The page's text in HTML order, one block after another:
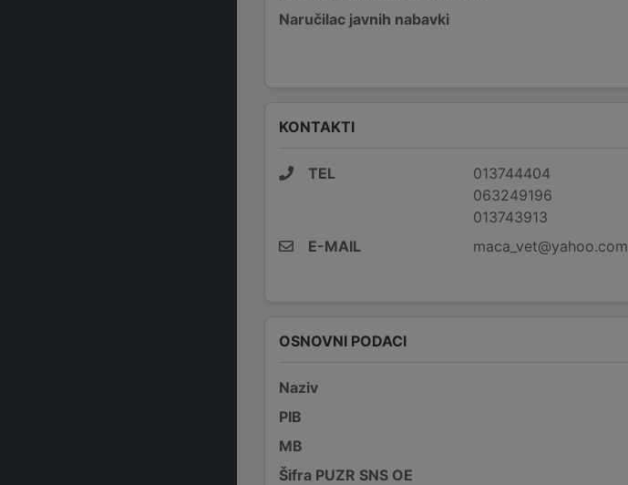
Naručilac javnih nabavki
KONTAKTI
TEL
013744404
063249196
013743913
E-MAIL
maca_vet@yahoo.com
OSNOVNI PODACI
Naziv
PIB
MB
Šifra PUZR SNS OE